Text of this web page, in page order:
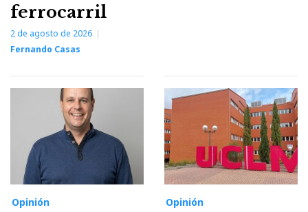
ferrocarril
2 de agosto de 2026
Fernando Casas
Opinión Opinión